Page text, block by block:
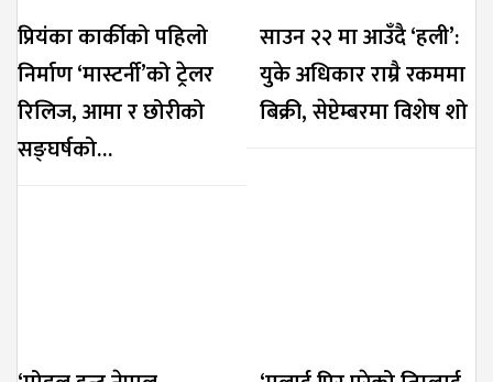
प्रियंका कार्कीको पहिलो
निर्माण ‘मास्टर्नी’को ट्रेलर
रिलिज, आमा र छोरीको
सङ्घर्षको…
साउन २२ मा आउँदै ‘हली’:
युके अधिकार राम्रै रकममा
बिक्री, सेप्टेम्बरमा विशेष शो